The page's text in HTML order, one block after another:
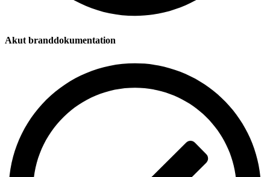
Akut branddokumentation